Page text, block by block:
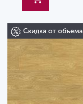
Скидка от объема